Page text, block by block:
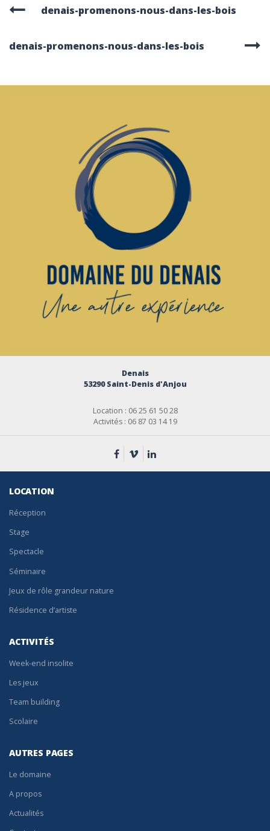
denais-promenons-nous-dans-les-bois
denais-promenons-nous-dans-les-bois
Denais
53290 Saint-Denis d'Anjou
Location : 06 25 61 50 28
Activités : 06 87 03 14 19
LOCATION
Réception
Stage
Spectacle
Séminaire
Jeux de rôle grandeur nature
Résidence d’artiste
ACTIVITÉS
Week-end insolite
Les jeux
Team building
Scolaire
AUTRES PAGES
Le domaine
A propos
Actualités